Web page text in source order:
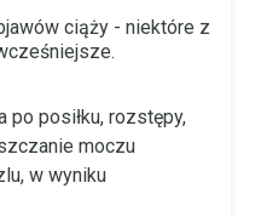
ciąży - niektóre z
po posiłku, rozstępy,
moczu
w wyniku